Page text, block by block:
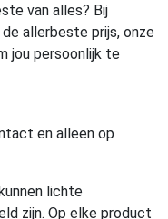
van alles? Bij
allerbeste prijs, onze
jou persoonlijk te
en alleen op
lichte
zijn. Op elke product